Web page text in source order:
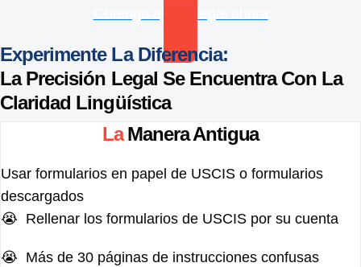
Experimente La Diferencia:
La Precisión Legal Se Encuentra Con La
Claridad Lingüística
LaManera Antigua
Usar formularios en papel de USCIS o formularios
descargados
😭 Rellenar los formularios de USCIS por su cuenta
😭 Más de 30 páginas de instrucciones confusas